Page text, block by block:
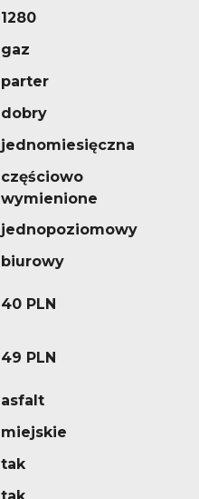
1280
gaz
parter
dobry
jednomiesięczna
częściowo
wymienione
jednopoziomowy
biurowy
40 PLN
49 PLN
asfalt
miejskie
tak